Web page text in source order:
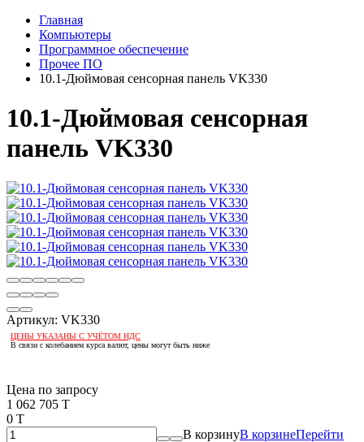
Главная
Компьютеры
Программное обеспечение
Прочее ПО
10.1-Дюймовая сенсорная панель VK330
10.1-Дюймовая сенсорная
панель VK330
Артикул: VK330
ЦЕНЫ УКАЗАНЫ С УЧЁТОМ НДС
В связи с колебанием курса валют, цены могут быть ниже
Цена по запросу
1 062 705 T
0 T
В корзинуВ корзинеПерейти